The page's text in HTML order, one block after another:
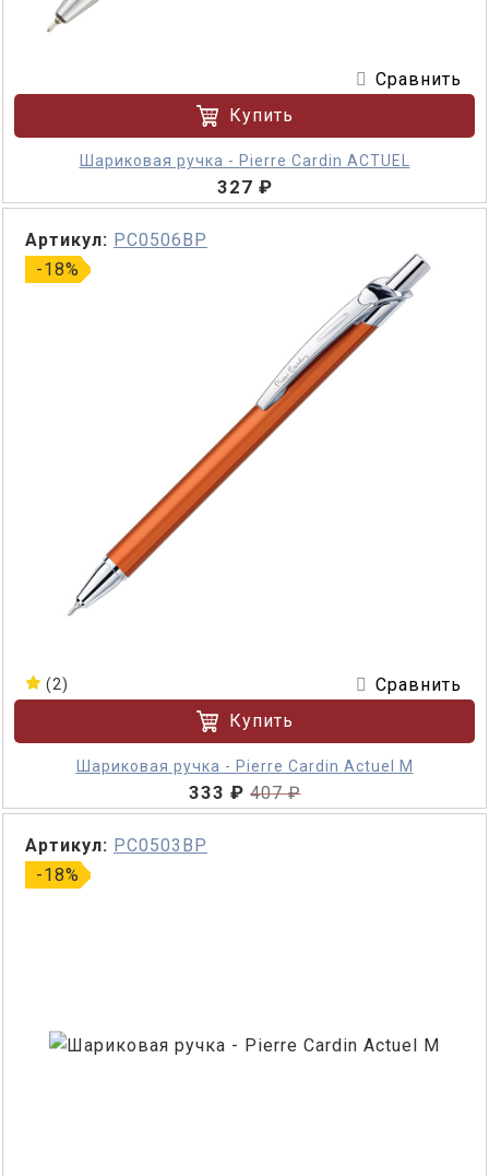
Сравнить
Купить
Шариковая ручка - Pierre Cardin ACTUEL
327 ₽
-18%
Артикул: PC0506BP
(2)
Сравнить
Купить
Шариковая ручка - Pierre Cardin Actuel M
333 ₽ 407 ₽
-18%
Артикул: PC0503BP